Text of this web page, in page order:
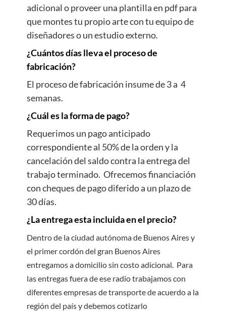
adicional o proveer una plantilla en pdf para
que montes tu propio arte con tu equipo de
diseñadores o un estudio externo.
¿Cuántos días lleva el proceso de
fabricación?
El proceso de fabricación insume de 3 a 4
semanas.
¿Cuál es la forma de pago?
Requerimos un pago anticipado
correspondiente al 50% de la orden y la
cancelación del saldo contra la entrega del
trabajo terminado. Ofrecemos financiación
con cheques de pago diferido a un plazo de
30 días.
¿La entrega esta incluida en el precio?
Dentro de la ciudad autónoma de Buenos Aires y
el primer cordón del gran Buenos Aires
entregamos a domicilio sin costo adicional. Para
las entregas fuera de ese radio trabajamos con
diferentes empresas de transporte de acuerdo a la
región del país y debemos cotizarlo